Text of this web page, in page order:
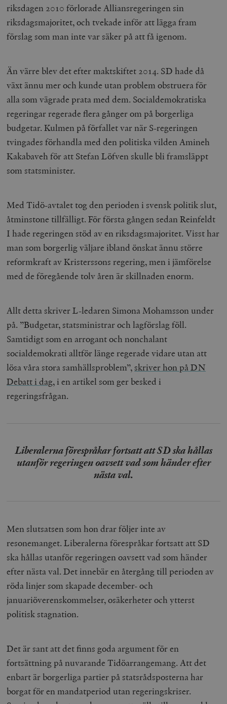
riksdagen 2010 förlorade Alliansregeringen sin
riksdagsmajoritet, och tvekade inför att lägga fram
förslag som man inte var säker på att få igenom.
Än värre blev det efter maktskiftet 2014. SD hade då
växt ännu mer och kunde utan problem obstruera för
alla som vägrade prata med dem. Socialdemokratiska
regeringar regerade flera gånger om på borgerliga
budgetar. Kulmen på förfallet var när S-regeringen
tvingades förhandla med den politiska vilden Amineh
Kakabaveh för att Stefan Löfven skulle bli framsläppt
som statsminister.
Med Tidö-avtalet tog den perioden i svensk politik slut,
åtminstone tillfälligt. För första gången sedan Reinfeldt
I hade regeringen stöd av en riksdagsmajoritet. Visst har
man som borgerlig väljare ibland önskat ännu större
reformkraft av Kristerssons regering, men i jämförelse
med de föregående tolv åren är skillnaden enorm.
Allt detta skriver L-ledaren Simona Mohamsson under
på. ”Budgetar, statsministrar och lagförslag föll.
Samtidigt som en arrogant och nonchalant
socialdemokrati alltför länge regerade vidare utan att
lösa våra stora samhällsproblem”, skriver hon på DN
Debatt i dag, i en artikel som ger besked i
regeringsfrågan.
Liberalerna förespråkar fortsatt att SD ska hållas
utanför regeringen oavsett vad som händer efter
nästa val.
Men slutsatsen som hon drar följer inte av
resonemanget. Liberalerna förespråkar fortsatt att SD
ska hållas utanför regeringen oavsett vad som händer
efter nästa val. Det innebär en återgång till perioden av
röda linjer som skapade december- och
januariöverenskommelser, osäkerheter och ytterst
politisk stagnation.
Det är sant att det finns goda argument för en
fortsättning på nuvarande Tidöarrangemang. Att det
enbart är borgerliga partier på statsrådsposterna har
borgat för en mandatperiod utan regeringskriser.